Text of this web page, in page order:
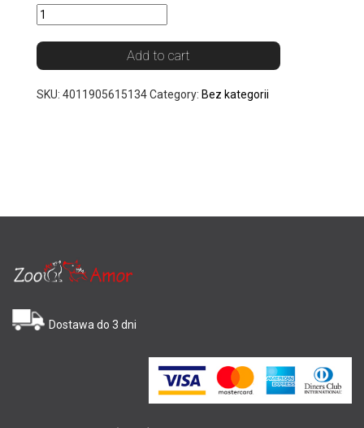
Add to cart
SKU: 4011905615134Category: Bez kategorii
Dostawa do 3 dni